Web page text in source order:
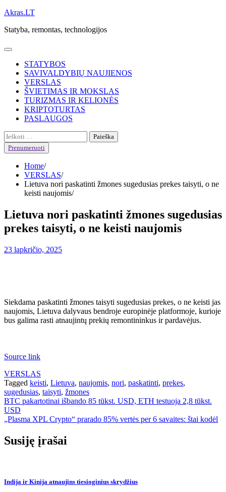
Skip
content
Akras.LT
Statyba, remontas, technologijos
STATYBOS
SAVIVALDYBIŲ NAUJIENOS
VERSLAS
ŠVIETIMAS IR MOKSLAS
TURIZMAS IR KELIONĖS
KRIPTOTURTAS
PASLAUGOS
Ieškoti:
Prenumeruoti
Home
VERSLAS
Lietuva nori paskatinti žmones sugedusias prekes taisyti, o ne
keisti naujomis
Lietuva nori paskatinti žmones sugedusias
prekes taisyti, o ne keisti naujomis
23 lapkričio, 2025
Siekdama paskatinti žmones taisyti sugedusias prekes, o ne keisti jas
naujomis, Lietuva dalyvaus bendroje europinėje platformoje, kurioje
bus galima rasti atnaujintų prekių remontininkus ir pardavėjus.
Source link
VERSLAS
Tagged keisti, Lietuva, naujomis, nori, paskatinti, prekes,
sugedusias, taisyti, žmones
Navigacija
tarp
BTC pakartotinai išbando 85 tūkst. USD, ETH testuoja 2,8 tūkst.
USD
„Plasma XPL Crypto“ prarado 85% vertės per 6 savaites: štai kodėl
Susiję įrašai
Indija ir Kinija atnaujins tiesioginius skrydžius